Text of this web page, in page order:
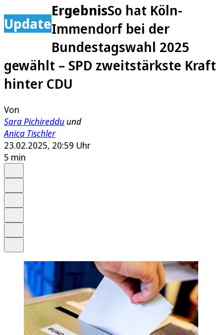
Update
ErgebnisSo hat Köln-
Immendorf bei der
Bundestagswahl 2025
gewählt – SPD zweitstärkste Kraft
hinter CDU
Von
Sara Pichireddu und
Anica Tischler
23.02.2025, 20:59 Uhr
5 min